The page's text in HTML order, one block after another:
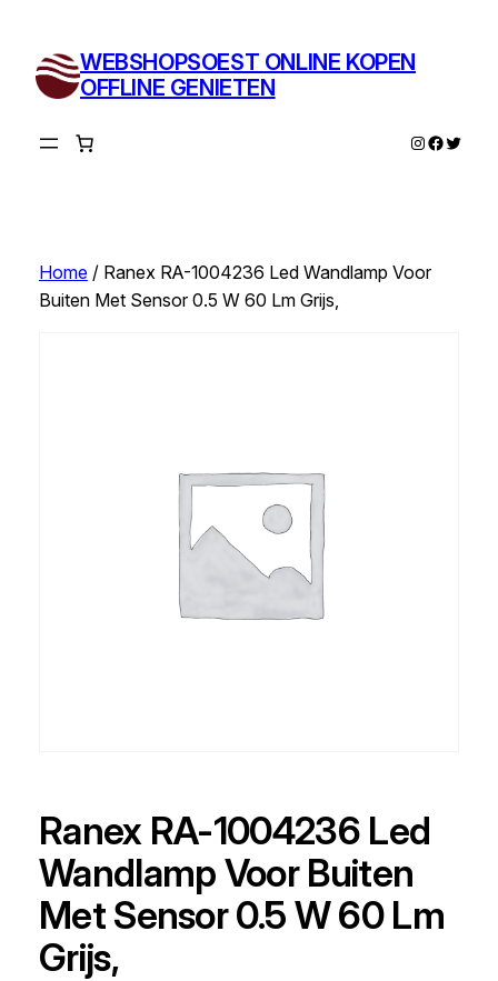
inhoud
WEBSHOPSOEST ONLINE KOPEN
OFFLINE GENIETEN
Instagram
Twitter
Home/ Ranex RA-1004236 Led Wandlamp Voor
Buiten Met Sensor 0.5 W 60 Lm Grijs,
Ranex RA-1004236 Led
Wandlamp Voor Buiten
Met Sensor 0.5 W 60 Lm
Grijs,